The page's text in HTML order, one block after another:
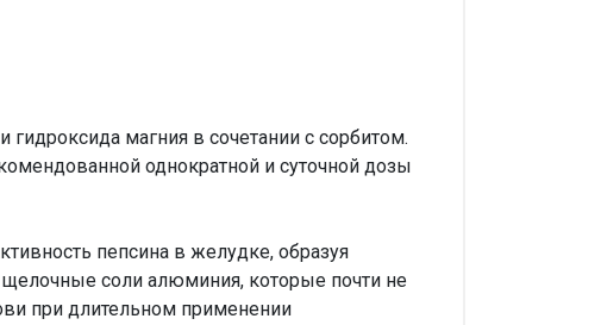
магния в сочетании с сорбитом.
однократной и суточной дозы
пепсина в желудке, образуя
соли алюминия, которые почти не
при длительном применении